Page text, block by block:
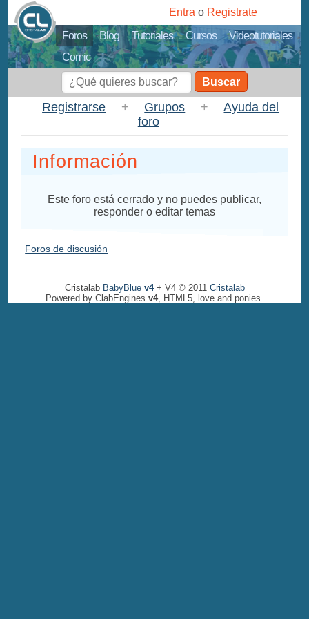
Foros Blog Tutoriales Cursos
Videotutoriales
Comic
Entra o Registrate
Buscar
Registrarse + Grupos +
Ayuda del
foro
Información
Este foro está cerrado y no puedes publicar,
responder o editar temas
Foros de discusión
Cristalab BabyBlue v4+ V4 © 2011 Cristalab
Powered by ClabEngines v4, HTML5, love and ponies.